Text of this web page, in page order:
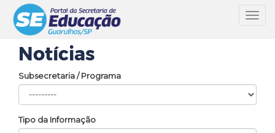
Notícias
Subsecretaria / Programa
Tipo da Informação